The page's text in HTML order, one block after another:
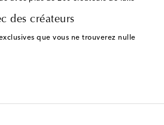
des créateurs
que vous ne trouverez nulle